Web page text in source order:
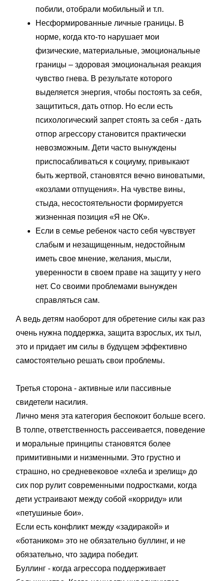
побили, отобрали мобильный и т.п.
Несформированные личные границы. В
норме, когда кто-то нарушает мои
физические, материальные, эмоциональные
границы – здоровая эмоциональная реакция
чувство гнева. В результате которого
выделяется энергия, чтобы постоять за себя,
защититься, дать отпор. Но если есть
психологический запрет стоять за себя - дать
отпор агрессору становится практически
невозможным. Дети часто вынуждены
приспосабливаться к социуму, привыкают
быть жертвой, становятся вечно виноватыми,
«козлами отпущения». На чувстве вины,
стыда, несостоятельности формируется
жизненная позиция «Я не ОК».
Если в семье ребенок часто себя чувствует
слабым и незащищенным, недостойным
иметь свое мнение, желания, мысли,
уверенности в своем праве на защиту у него
нет. Со своими проблемами вынужден
справляться сам.
А ведь детям наоборот для обретение силы как раз
очень нужна поддержка, защита взрослых, их тыл,
это и придает им силы в будущем эффективно
самостоятельно решать свои проблемы.
Третья сторона - активные или пассивные
свидетели насилия.
Лично меня эта категория беспокоит больше всего.
В толпе, ответственность рассеивается, поведение
и моральные принципы становятся более
примитивными и низменными. Это грустно и
страшно, но средневековое «хлеба и зрелищ» до
сих пор рулит современными подростками, когда
дети устраивают между собой «корриду» или
«петушиные бои».
Если есть конфликт между «задиракой» и
«ботаником» это не обязательно буллинг, и не
обязательно, что задира победит.
Буллинг - когда агрессора поддерживает